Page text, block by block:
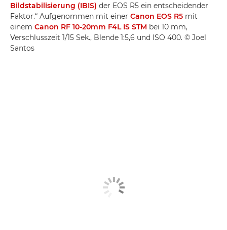
Bildstabilisierung (IBIS) der EOS R5 ein entscheidender
Faktor.“ Aufgenommen mit einer Canon EOS R5 mit
einem Canon RF 10-20mm F4L IS STM bei 10 mm,
Verschlusszeit 1/15 Sek., Blende 1:5,6 und ISO 400. © Joel
Santos